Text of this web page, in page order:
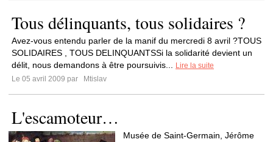
Tous délinquants, tous solidaires ?
Avez-vous entendu parler de la manif du mercredi 8 avril ?TOUS
SOLIDAIRES , TOUS DELINQUANTSSi la solidarité devient un
délit, nous demandons à être poursuivis...
Lire la suite
Le 05 avril 2009 par
Mtislav
L'escamoteur…
Musée de Saint-Germain, Jérôme